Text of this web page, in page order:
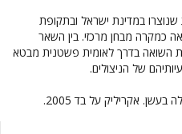
במדינת ישראל ובתקופת
כמקרה מבחן מרכזי. בין השאר
השואה בדרך לאומית פשטנית מבטא
של הניצולים.
אקריליק על בד 2005.